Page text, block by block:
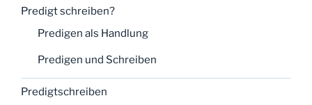
Predigt schreiben?
Predigen als Handlung
Predigen und Schreiben
Predigtschreiben